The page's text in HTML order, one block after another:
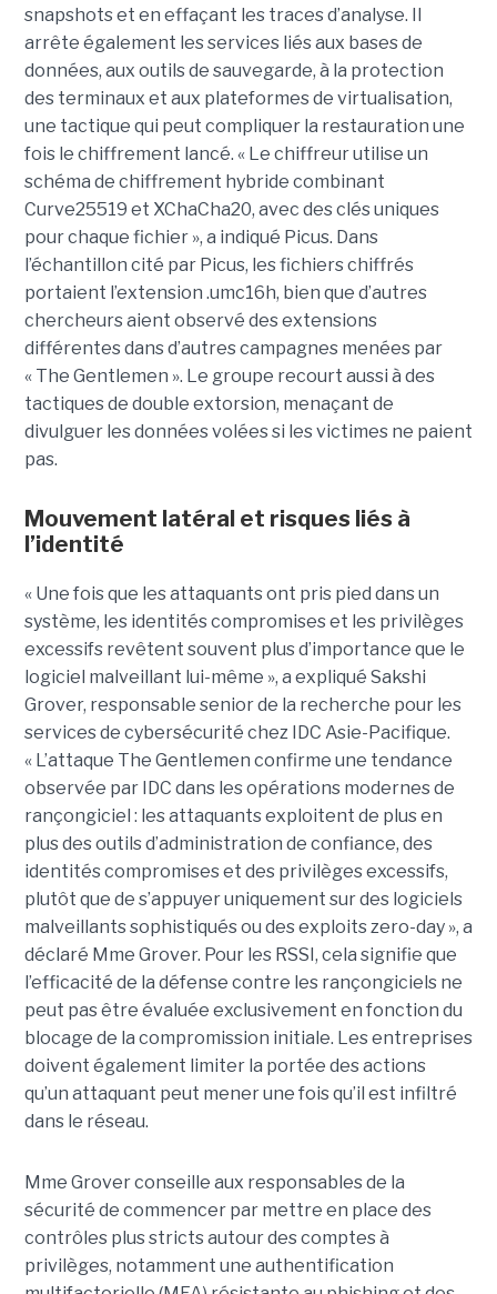
snapshots et en effaçant les traces d’analyse. Il
arrête également les services liés aux bases de
données, aux outils de sauvegarde, à la protection
des terminaux et aux plateformes de virtualisation,
une tactique qui peut compliquer la restauration une
fois le chiffrement lancé. « Le chiffreur utilise un
schéma de chiffrement hybride combinant
Curve25519 et XChaCha20, avec des clés uniques
pour chaque fichier », a indiqué Picus. Dans
l’échantillon cité par Picus, les fichiers chiffrés
portaient l’extension .umc16h, bien que d’autres
chercheurs aient observé des extensions
différentes dans d’autres campagnes menées par
« The Gentlemen ». Le groupe recourt aussi à des
tactiques de double extorsion, menaçant de
divulguer les données volées si les victimes ne paient
pas.
Mouvement latéral et risques liés à
l’identité
« Une fois que les attaquants ont pris pied dans un
système, les identités compromises et les privilèges
excessifs revêtent souvent plus d’importance que le
logiciel malveillant lui-même », a expliqué Sakshi
Grover, responsable senior de la recherche pour les
services de cybersécurité chez IDC Asie-Pacifique.
« L’attaque The Gentlemen confirme une tendance
observée par IDC dans les opérations modernes de
rançongiciel : les attaquants exploitent de plus en
plus des outils d’administration de confiance, des
identités compromises et des privilèges excessifs,
plutôt que de s’appuyer uniquement sur des logiciels
malveillants sophistiqués ou des exploits zero-day », a
déclaré Mme Grover. Pour les RSSI, cela signifie que
l’efficacité de la défense contre les rançongiciels ne
peut pas être évaluée exclusivement en fonction du
blocage de la compromission initiale. Les entreprises
doivent également limiter la portée des actions
qu’un attaquant peut mener une fois qu’il est infiltré
dans le réseau.
Mme Grover conseille aux responsables de la
sécurité de commencer par mettre en place des
contrôles plus stricts autour des comptes à
privilèges, notamment une authentification